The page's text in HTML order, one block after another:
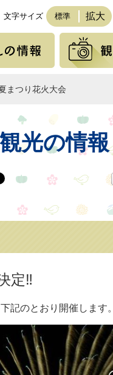
文字サイズ 標準 拡大
くらしの情報
まつり花火大会
観光の情報
定‼
記のとおり開催します。